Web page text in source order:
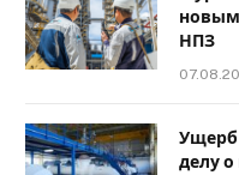
новым
НПЗ
Ущерб
делу о